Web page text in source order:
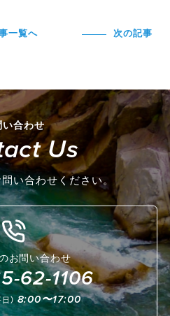
一覧へ 次の記事
い合わせ
Us
い合わせください。
お問い合わせ
62-1106
） 8:00〜17:00